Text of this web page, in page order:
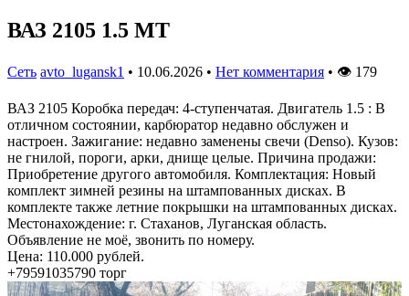
ВАЗ 2105 1.5 МТ
Сеть avto_lugansk1 • 10.06.2026 • Нет комментария • 👁 179
ВАЗ 2105 Коробка передач: 4-ступенчатая. Двигатель 1.5 : В
отличном состоянии, карбюратор недавно обслужен и
настроен. Зажигание: недавно заменены свечи (Denso). Кузов:
не гнилой, пороги, арки, днище целые. Причина продажи:
Приобретение другого автомобиля. Комплектация: Новый
комплект зимней резины на штампованных дисках. В
комплекте также летние покрышки на штампованных дисках.
Местонахождение: г. Стаханов, Луганская область.
Объявление не моё, звонить по номеру.
Цена: 110.000 рублей.
+79591035790 торг